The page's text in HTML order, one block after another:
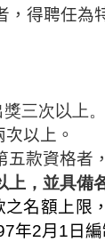
，得聘任為
三次以上。
以上。
款資格者，
，並具備
之名額上限
年2月 1 日